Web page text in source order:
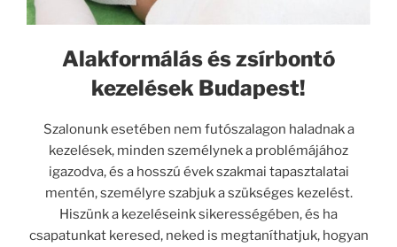
Alakformálás és zsírbontó
kezelések Budapest!
Szalonunk esetében nem futószalagon haladnak a
kezelések, minden személynek a problémájához
igazodva, és a hosszú évek szakmai tapasztalatai
mentén, személyre szabjuk a szükséges kezelést.
Hiszünk a kezeléseink sikerességében, és ha
csapatunkat keresed, neked is megtaníthatjuk, hogyan